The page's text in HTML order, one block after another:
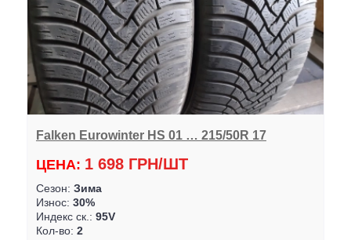
Falken Eurowinter HS 01 … 215/50R 17
ЦЕНА: 1 698 ГРН/ШТ
Сезон: Зима
Износ: 30%
Индекс ск.: 95V
Кол-во: 2